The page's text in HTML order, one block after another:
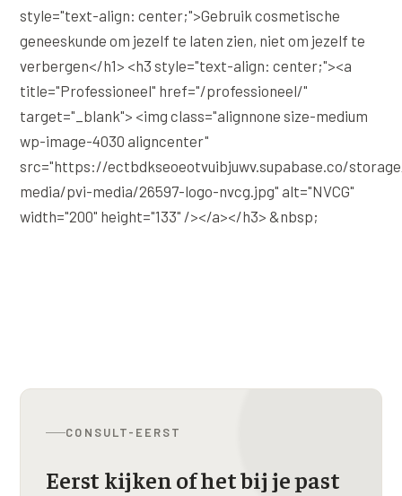
style="text-align: center;">Gebruik cosmetische
geneeskunde om jezelf te laten zien, niet om jezelf te
verbergen</h1> <h3 style="text-align: center;"><a
title="Professioneel" href="/professioneel/"
target="_blank"> <img class="alignnone size-medium
wp-image-4030 aligncenter"
src="https://ectbdkseoeotvuibjuwv.supabase.co/
media/pvi-media/26597-logo-nvcg.jpg" alt="NVCG"
width="200" height="133" /></a></h3> &nbsp;
CONSULT-EERST
Eerst kijken of het bij je past